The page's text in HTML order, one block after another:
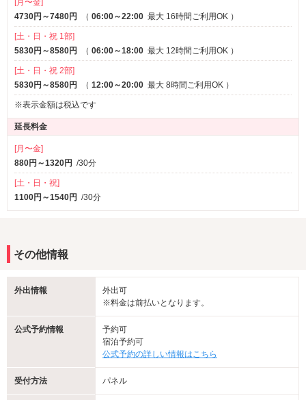
[月〜金]
4730円～7480円
（ 06:00～22:00 最大 16時間ご利用OK ）
[土・日・祝 1部]
5830円～8580円
（ 06:00～18:00 最大 12時間ご利用OK ）
[土・日・祝 2部]
5830円～8580円
（ 12:00～20:00 最大 8時間ご利用OK ）
※表示金額は税込です
延長料金
[月〜金]
880円～1320円 /30分
[土・日・祝]
1100円～1540円 /30分
その他情報
外出情報
外出可
※料金は前払いとなります。
公式予約情報
予約可
宿泊予約可
公式予約の詳しい情報はこちら
受付方法 パネル